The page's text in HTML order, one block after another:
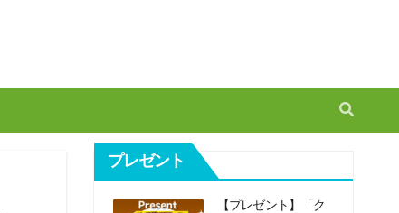
プレゼント
【プレゼント】「ク